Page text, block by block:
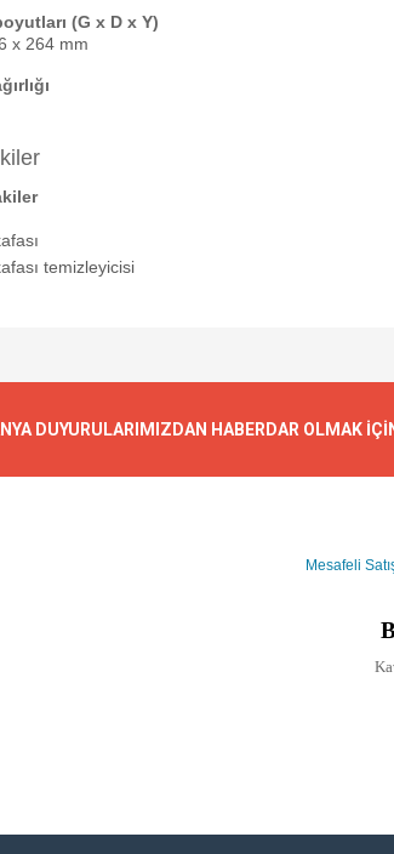
(G x D x Y)
x 264 mm
temizleyicisi
DUYURULARIMIZDAN HABERDAR OLMAK
Mesafeli